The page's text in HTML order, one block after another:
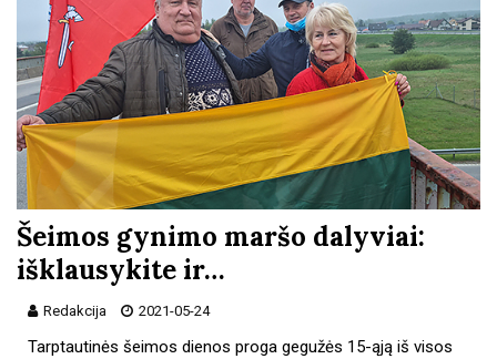
Šeimos gynimo maršo dalyviai:
išklausykite ir…
Redakcija 2021-05-24
Tarptautinės šeimos dienos proga gegužės 15-ąją iš visos